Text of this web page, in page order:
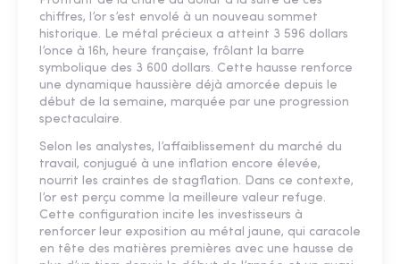
chiffres, l’or s’est envolé à un nouveau sommet
historique. Le métal précieux a atteint 3 596 dollars
l’once à 16h, heure française, frôlant la barre
symbolique des 3 600 dollars. Cette hausse renforce
une dynamique haussière déjà amorcée depuis le
début de la semaine, marquée par une progression
spectaculaire.
Selon les analystes, l’affaiblissement du marché du
travail, conjugué à une inflation encore élevée,
nourrit les craintes de stagflation. Dans ce contexte,
l’or est perçu comme la meilleure valeur refuge.
Cette configuration incite les investisseurs à
renforcer leur exposition au métal jaune, qui caracole
en tête des matières premières avec une hausse de